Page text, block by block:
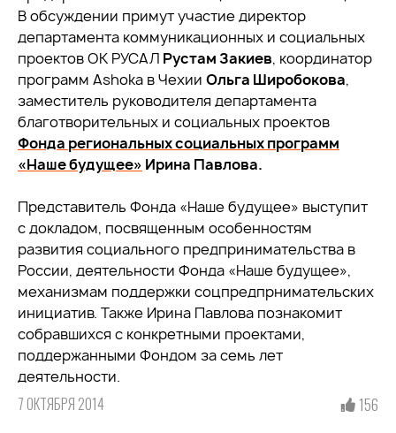
В обсуждении примут участие директор
департамента коммуникационных и социальных
проектов ОК РУСАЛ Рустам Закиев, координатор
программ Ashoka в Чехии Ольга Широбокова,
заместитель руководителя департамента
благотворительных и социальных проектов
Фонда региональных социальных программ
«Наше будущее» Ирина Павлова.
Представитель Фонда «Наше будущее» выступит
с докладом, посвященным особенностям
развития социального предпринимательства в
России, деятельности Фонда «Наше будущее»,
механизмам поддержки соцпредпрнимательских
инициатив. Также Ирина Павлова познакомит
собравшихся с конкретными проектами,
поддержанными Фондом за семь лет
деятельности.
7 ОКТЯБРЯ 2014 156